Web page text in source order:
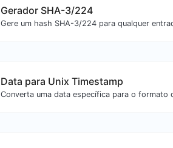
Gerador SHA-3/224
Data para Unix Timestamp